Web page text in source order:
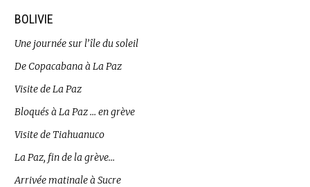
BOLIVIE
Une journée sur l’île du soleil
De Copacabana à La Paz
Visite de La Paz
Bloqués à La Paz … en grève
Visite de Tiahuanuco
La Paz, fin de la grève…
Arrivée matinale à Sucre